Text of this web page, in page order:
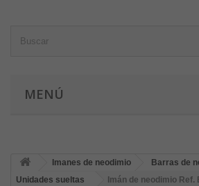
MENÚ
Imanes de neodimio
Barras de
Unidades sueltas
Imán de neodimio